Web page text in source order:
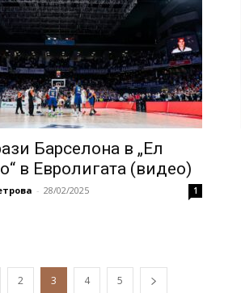
Барселона в „Ел
в Евролигата (видео)
- 28/02/2025 1
2 3 4 5